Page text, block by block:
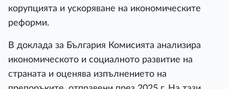
корупцията и ускоряване на икономическите
реформи.
В доклада за България Комисията анализира
икономическото и социалното развитие на
страната и оценява изпълнението на